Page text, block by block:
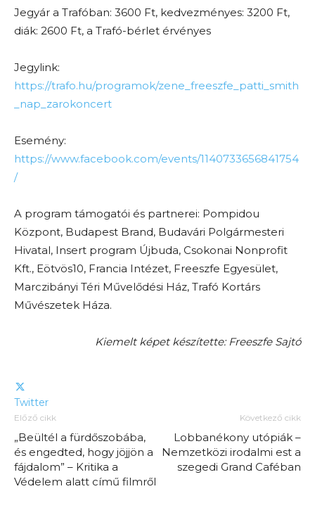
Jegyár a Trafóban: 3600 Ft, kedvezményes: 3200 Ft,
diák: 2600 Ft, a Trafó-bérlet érvényes
Jegylink:
https://trafo.hu/programok/zene_freeszfe_patti_smith
_nap_zarokoncert
Esemény:
https://www.facebook.com/events/1140733656841754
/
A program támogatói és partnerei: Pompidou
Központ, Budapest Brand, Budavári Polgármesteri
Hivatal, Insert program Újbuda, Csokonai Nonprofit
Kft., Eötvös10, Francia Intézet, Freeszfe Egyesület,
Marczibányi Téri Művelődési Ház, Trafó Kortárs
Művészetek Háza.
Kiemelt képet készítette: Freeszfe Sajtó
Twitter
Előző cikk
„Beültél a fürdőszobába,
és engedted, hogy jöjjön a
fájdalom” – Kritika a
Védelem alatt című filmről
Következő cikk
Lobbanékony utópiák –
Nemzetközi irodalmi est a
szegedi Grand Caféban